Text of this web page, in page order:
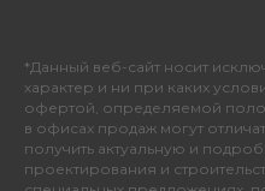
*Данный веб-сайт носит
характер и ни при каких
офертой, определяемой
в офисах продаж могут
получить актуальную и
проектирования и